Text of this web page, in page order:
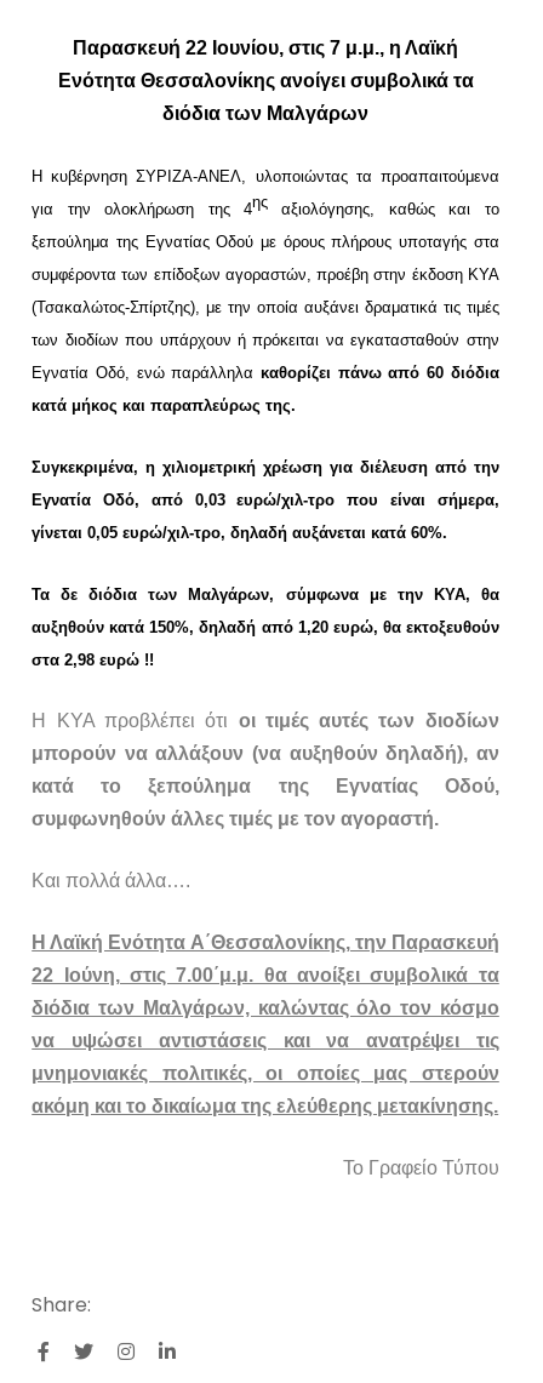
Παρασκευή 22 Ιουνίου, στις 7 μ.μ., η Λαϊκή
Ενότητα Θεσσαλονίκης ανοίγει συμβολικά τα
διόδια των Μαλγάρων
Η κυβέρνηση ΣΥΡΙΖΑ-ΑΝΕΛ, υλοποιώντας τα προαπαιτούμενα
για την ολοκλήρωση της 4ης αξιολόγησης, καθώς και το
ξεπούλημα της Εγνατίας Οδού με όρους πλήρους υποταγής στα
συμφέροντα των επίδοξων αγοραστών, προέβη στην έκδοση ΚΥΑ
(Τσακαλώτος-Σπίρτζης), με την οποία αυξάνει δραματικά τις τιμές
των διοδίων που υπάρχουν ή πρόκειται να εγκατασταθούν στην
Εγνατία Οδό, ενώ παράλληλα καθορίζει πάνω από 60 διόδια
κατά μήκος και παραπλεύρως της.
Συγκεκριμένα, η χιλιομετρική χρέωση για διέλευση από την
Εγνατία Οδό, από 0,03 ευρώ/χιλ-τρο που είναι σήμερα,
γίνεται 0,05 ευρώ/χιλ-τρο, δηλαδή αυξάνεται κατά 60%.
Τα δε διόδια των Μαλγάρων, σύμφωνα με την ΚΥΑ, θα
αυξηθούν κατά 150%, δηλαδή από 1,20 ευρώ, θα εκτοξευθούν
στα 2,98 ευρώ !!
Η ΚΥΑ προβλέπει ότι οι τιμές αυτές των διοδίων
μπορούν να αλλάξουν (να αυξηθούν δηλαδή), αν
κατά το ξεπούλημα της Εγνατίας Οδού,
συμφωνηθούν άλλες τιμές με τον αγοραστή.
Και πολλά άλλα….
Η Λαϊκή Ενότητα Α΄Θεσσαλονίκης, την Παρασκευή
22 Ιούνη, στις 7.00΄μ.μ. θα ανοίξει συμβολικά τα
διόδια των Μαλγάρων, καλώντας όλο τον κόσμο
να υψώσει αντιστάσεις και να ανατρέψει τις
μνημονιακές πολιτικές, οι οποίες μας στερούν
ακόμη και το δικαίωμα της ελεύθερης μετακίνησης.
Το Γραφείο Τύπου
Share: